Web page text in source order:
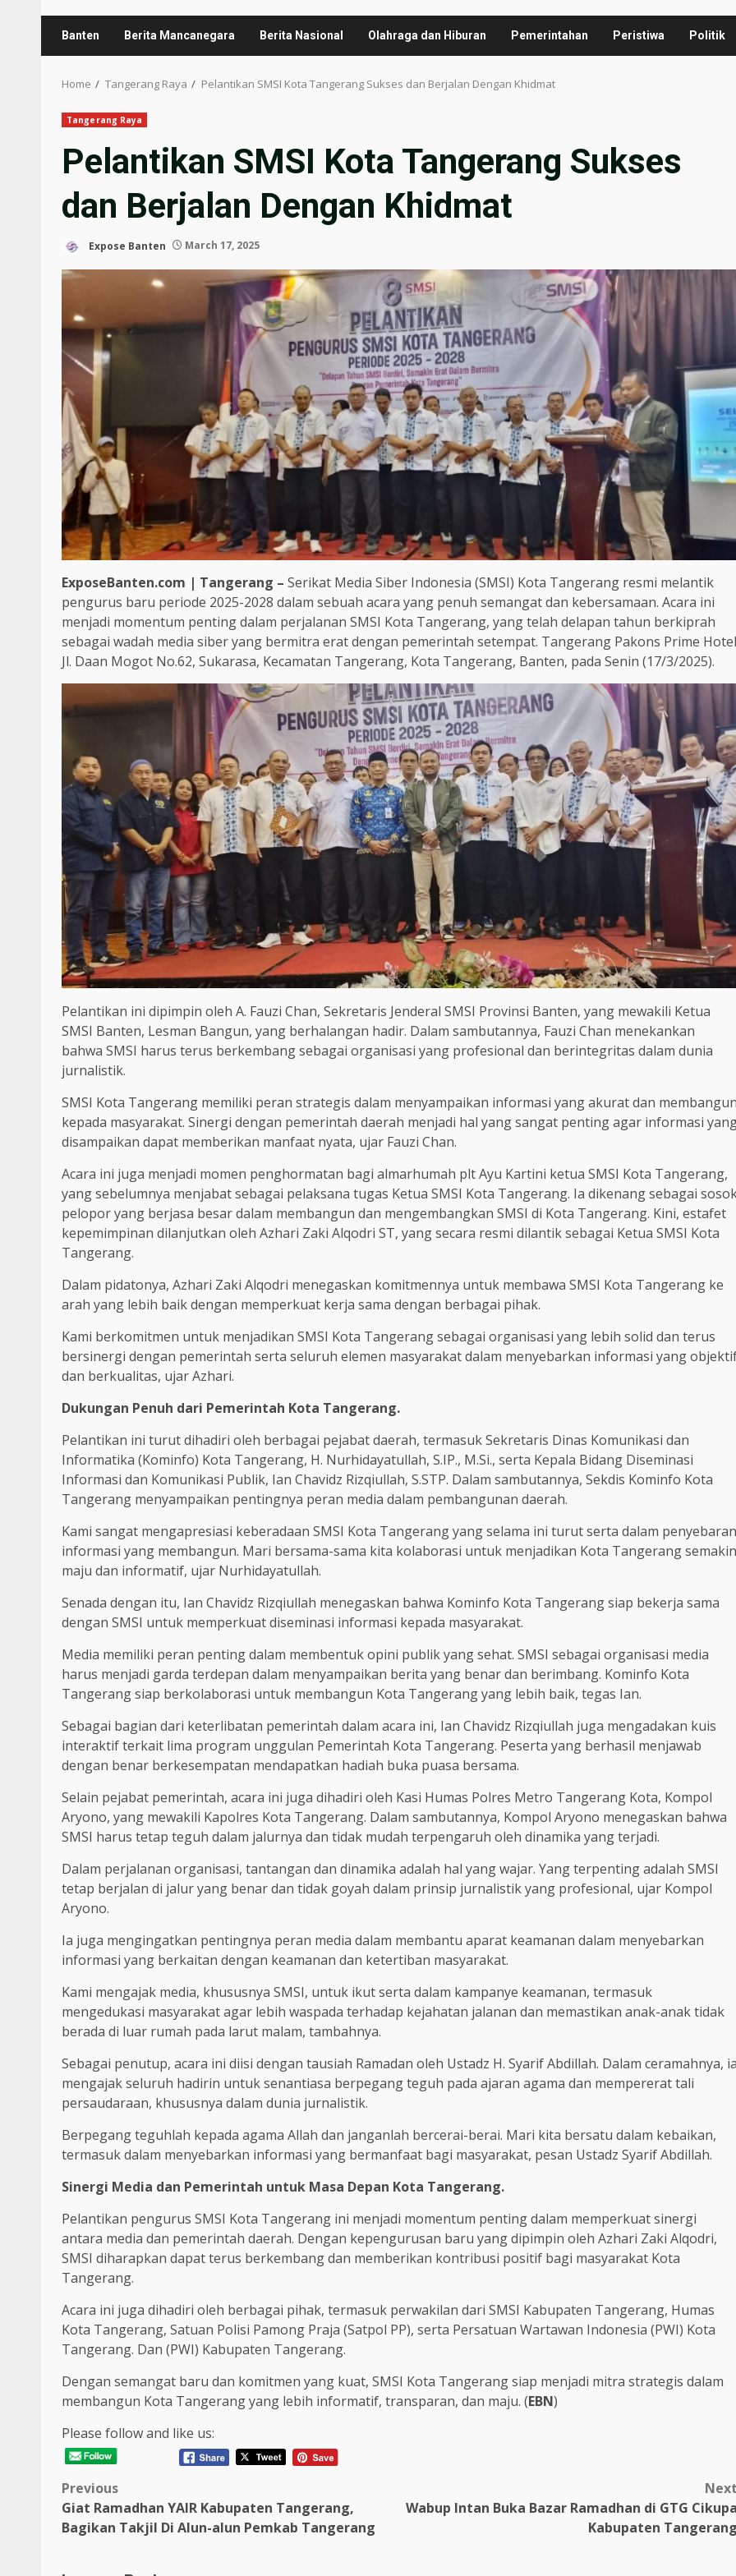
Banten Berita Mancanegara Berita Nasional Olahraga dan Hiburan Pemerintahan Peristiwa Politik
Home Tangerang Raya Pelantikan SMSI Kota Tangerang Sukses dan Berjalan Dengan Khidmat
Tangerang Raya
Pelantikan SMSI Kota Tangerang Sukses
dan Berjalan Dengan Khidmat
Expose Banten March 17, 2025
ExposeBanten.com | Tangerang – Serikat Media Siber Indonesia (SMSI) Kota Tangerang resmi melantik
pengurus baru periode 2025-2028 dalam sebuah acara yang penuh semangat dan kebersamaan. Acara ini
menjadi momentum penting dalam perjalanan SMSI Kota Tangerang, yang telah delapan tahun berkiprah
sebagai wadah media siber yang bermitra erat dengan pemerintah setempat. Tangerang Pakons Prime Hotel
Jl. Daan Mogot No.62, Sukarasa, Kecamatan Tangerang, Kota Tangerang, Banten, pada Senin (17/3/2025).
Pelantikan ini dipimpin oleh A. Fauzi Chan, Sekretaris Jenderal SMSI Provinsi Banten, yang mewakili Ketua
SMSI Banten, Lesman Bangun, yang berhalangan hadir. Dalam sambutannya, Fauzi Chan menekankan
bahwa SMSI harus terus berkembang sebagai organisasi yang profesional dan berintegritas dalam dunia
jurnalistik.
SMSI Kota Tangerang memiliki peran strategis dalam menyampaikan informasi yang akurat dan
kepada masyarakat. Sinergi dengan pemerintah daerah menjadi hal yang sangat penting agar informasi
disampaikan dapat memberikan manfaat nyata, ujar Fauzi Chan.
Acara ini juga menjadi momen penghormatan bagi almarhumah plt Ayu Kartini ketua SMSI Kota Tangerang,
yang sebelumnya menjabat sebagai pelaksana tugas Ketua SMSI Kota Tangerang. Ia dikenang sebagai
pelopor yang berjasa besar dalam membangun dan mengembangkan SMSI di Kota Tangerang. Kini, estafet
kepemimpinan dilanjutkan oleh Azhari Zaki Alqodri ST, yang secara resmi dilantik sebagai Ketua SMSI Kota
Tangerang.
Dalam pidatonya, Azhari Zaki Alqodri menegaskan komitmennya untuk membawa SMSI Kota Tangerang ke
arah yang lebih baik dengan memperkuat kerja sama dengan berbagai pihak.
Kami berkomitmen untuk menjadikan SMSI Kota Tangerang sebagai organisasi yang lebih solid dan terus
bersinergi dengan pemerintah serta seluruh elemen masyarakat dalam menyebarkan informasi yang
dan berkualitas, ujar Azhari.
Dukungan Penuh dari Pemerintah Kota Tangerang.
Pelantikan ini turut dihadiri oleh berbagai pejabat daerah, termasuk Sekretaris Dinas Komunikasi dan
Informatika (Kominfo) Kota Tangerang, H. Nurhidayatullah, S.IP., M.Si., serta Kepala Bidang Diseminasi
Informasi dan Komunikasi Publik, Ian Chavidz Rizqiullah, S.STP. Dalam sambutannya, Sekdis Kominfo Kota
Tangerang menyampaikan pentingnya peran media dalam pembangunan daerah.
Kami sangat mengapresiasi keberadaan SMSI Kota Tangerang yang selama ini turut serta dalam penyebaran
informasi yang membangun. Mari bersama-sama kita kolaborasi untuk menjadikan Kota Tangerang semakin
maju dan informatif, ujar Nurhidayatullah.
Senada dengan itu, Ian Chavidz Rizqiullah menegaskan bahwa Kominfo Kota Tangerang siap bekerja sama
dengan SMSI untuk memperkuat diseminasi informasi kepada masyarakat.
Media memiliki peran penting dalam membentuk opini publik yang sehat. SMSI sebagai organisasi media
harus menjadi garda terdepan dalam menyampaikan berita yang benar dan berimbang. Kominfo Kota
Tangerang siap berkolaborasi untuk membangun Kota Tangerang yang lebih baik, tegas Ian.
Sebagai bagian dari keterlibatan pemerintah dalam acara ini, Ian Chavidz Rizqiullah juga mengadakan kuis
interaktif terkait lima program unggulan Pemerintah Kota Tangerang. Peserta yang berhasil menjawab
dengan benar berkesempatan mendapatkan hadiah buka puasa bersama.
Selain pejabat pemerintah, acara ini juga dihadiri oleh Kasi Humas Polres Metro Tangerang Kota, Kompol
Aryono, yang mewakili Kapolres Kota Tangerang. Dalam sambutannya, Kompol Aryono menegaskan bahwa
SMSI harus tetap teguh dalam jalurnya dan tidak mudah terpengaruh oleh dinamika yang terjadi.
Dalam perjalanan organisasi, tantangan dan dinamika adalah hal yang wajar. Yang terpenting adalah SMSI
tetap berjalan di jalur yang benar dan tidak goyah dalam prinsip jurnalistik yang profesional, ujar Kompol
Aryono.
Ia juga mengingatkan pentingnya peran media dalam membantu aparat keamanan dalam menyebarkan
informasi yang berkaitan dengan keamanan dan ketertiban masyarakat.
Kami mengajak media, khususnya SMSI, untuk ikut serta dalam kampanye keamanan, termasuk
mengedukasi masyarakat agar lebih waspada terhadap kejahatan jalanan dan memastikan anak-anak tidak
berada di luar rumah pada larut malam, tambahnya.
Sebagai penutup, acara ini diisi dengan tausiah Ramadan oleh Ustadz H. Syarif Abdillah. Dalam ceramahnya,
mengajak seluruh hadirin untuk senantiasa berpegang teguh pada ajaran agama dan mempererat tali
persaudaraan, khususnya dalam dunia jurnalistik.
Berpegang teguhlah kepada agama Allah dan janganlah bercerai-berai. Mari kita bersatu dalam kebaikan,
termasuk dalam menyebarkan informasi yang bermanfaat bagi masyarakat, pesan Ustadz Syarif Abdillah.
Sinergi Media dan Pemerintah untuk Masa Depan Kota Tangerang.
Pelantikan pengurus SMSI Kota Tangerang ini menjadi momentum penting dalam memperkuat sinergi
antara media dan pemerintah daerah. Dengan kepengurusan baru yang dipimpin oleh Azhari Zaki Alqodri,
SMSI diharapkan dapat terus berkembang dan memberikan kontribusi positif bagi masyarakat Kota
Tangerang.
Acara ini juga dihadiri oleh berbagai pihak, termasuk perwakilan dari SMSI Kabupaten Tangerang, Humas
Kota Tangerang, Satuan Polisi Pamong Praja (Satpol PP), serta Persatuan Wartawan Indonesia (PWI) Kota
Tangerang. Dan (PWI) Kabupaten Tangerang.
Dengan semangat baru dan komitmen yang kuat, SMSI Kota Tangerang siap menjadi mitra strategis dalam
membangun Kota Tangerang yang lebih informatif, transparan, dan maju. (EBN)
Please follow and like us:
Post
navigation
Previous
Giat Ramadhan YAIR Kabupaten Tangerang,
Bagikan Takjil Di Alun-alun Pemkab Tangerang
Wabup Intan Buka Bazar Ramadhan di GTG
Kabupaten